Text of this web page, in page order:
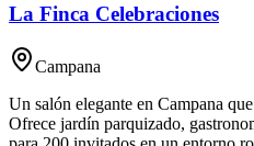
La Finca Celebraciones
Campana
Un salón elegante en Campana
Ofrece jardín parquizado,